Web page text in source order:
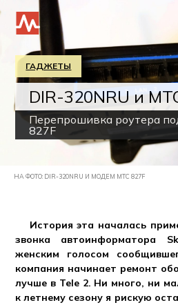
ГАДЖЕТЫ
DIR-320NRU и
Перепрошивка роутера
827F
НА ФОТО: DIR-320NRU И МОДЕМ МТС 827F
История эта началась
звонка автоинформатора
женским голосом
компания начинает ремонт
лучше в Tele 2. Ни много, ни
к летнему сезону я рискую